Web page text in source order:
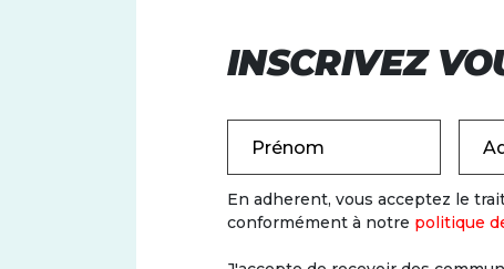
INSCRIVEZ
Prénom
En adherent, vous acceptez le
conformément à notre politique